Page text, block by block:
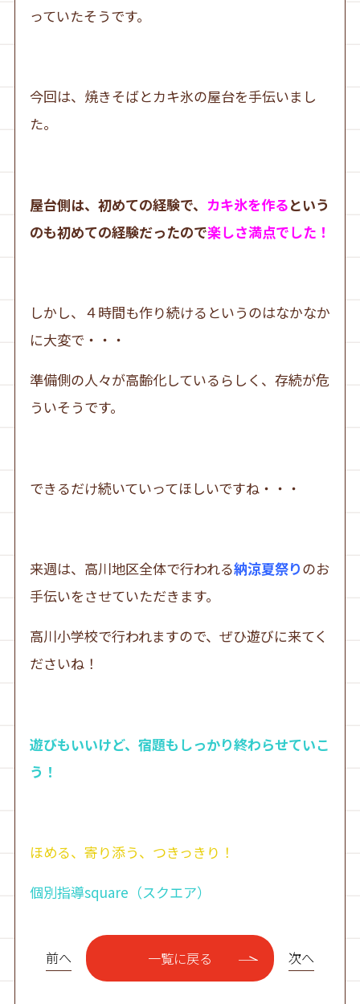
っていたそうです。
今回は、焼きそばとカキ氷の屋台を手伝いまし
た。
屋台側は、初めての経験で、 カキ氷を作るという
のも初めての経験だったので楽しさ満点でした！
しかし、４時間も作り続けるというのはなかなか
に大変で・・・
準備側の人々が高齢化しているらしく、存続が危
ういそうです。
できるだけ続いていってほしいですね・・・
来週は、高川地区全体で行われる納涼夏祭りのお
手伝いをさせていただきます。
高川小学校で行われますので、ぜひ遊びに来てく
ださいね！
遊びもいいけど、宿題もしっかり終わらせていこ
う！
ほめる、寄り添う、つきっきり！
個別指導square（スクエア）
前へ 一覧に戻る 次へ